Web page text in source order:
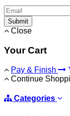
Submit
Close
Your Cart
Pay & Finish
Continue
Categories